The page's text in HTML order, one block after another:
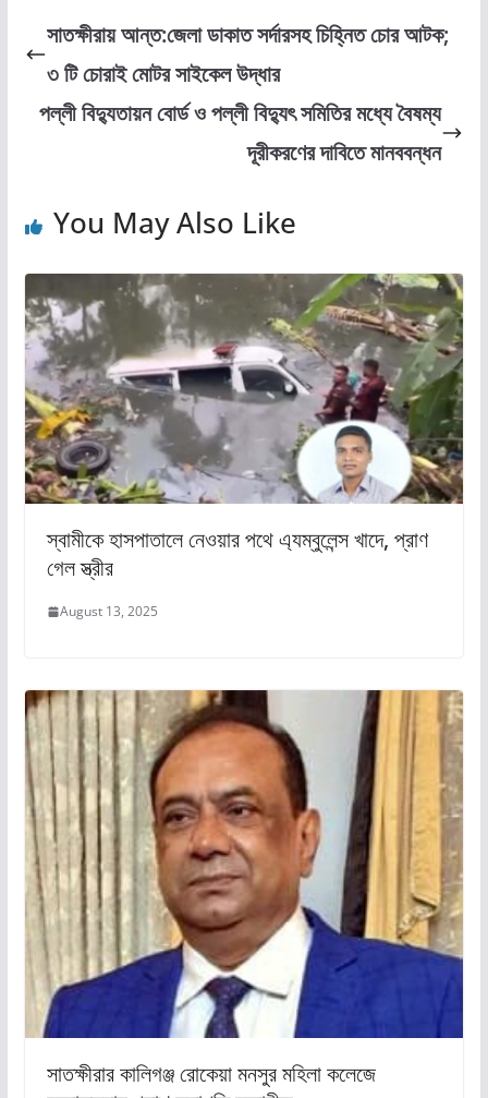
e
b
o
o
o
d
o
n
l e
সাতক্ষীরায় আন্ত:জেলা ডাকাত সর্দারসহ চিহ্নিত চোর আটক;
৩ টি চোরাই মোটর সাইকেল উদ্ধার
পল্লী বিদ্যুতায়ন বোর্ড ও পল্লী বিদ্যুৎ সমিতির মধ্যে বৈষম্য
দূরীকরণের দাবিতে মানববন্ধন
You May Also Like
স্বামীকে হাসপাতালে নেওয়ার পথে এ্যম্বুলেন্স খাদে, প্রাণ
গেল স্ত্রীর
August 13, 2025
সাতক্ষীরার কালিগঞ্জ রোকেয়া মনসুর মহিলা কলেজে